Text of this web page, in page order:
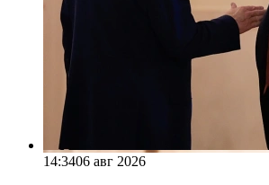
14:3406 авг 2026